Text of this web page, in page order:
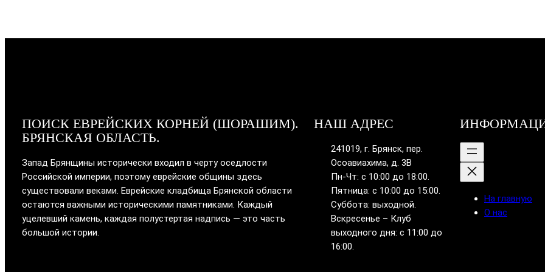
ПОИСК ЕВРЕЙСКИХ КОРНЕЙ (ШОРАШИМ).
БРЯНСКАЯ ОБЛАСТЬ.
Запад Брянщины исторически входил в черту оседлости
Российской империи, поэтому еврейские общины здесь
существовали веками. Еврейские кладбища Брянской области
остаются важными историческими памятниками. Каждый
уцелевший камень, каждая полустертая надпись — это часть
большой истории.
НАШ АДРЕС
241019, г. Брянск, пер.
Осоавиахима, д. 3В
Пн-Чт: с 10:00 до 18:00.
Пятница: с 10:00 до 15:00.
Суббота: выходной.
Вскресенье – Клуб
выходного дня: с 11:00 до
16:00.
На главную
О нас